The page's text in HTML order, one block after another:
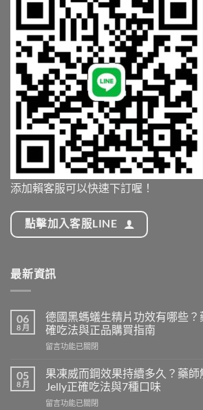
添加賴客服可以快速下訂喔！
點擊加入客服LINE
最新資訊
06
8 月
德國黑螞蟻生精片功效有哪些
確吃法與正品購買指南
在
國
黑
螞
蟻
留言功能已關閉
05
8 月
果凍威而鋼效果持續多久？藥師
Jelly正確吃法與7種口味
在
留言功能已關閉